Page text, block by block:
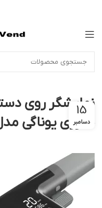
نمایشگر روی
شارژی یوناگی مدل
15
دسامبر